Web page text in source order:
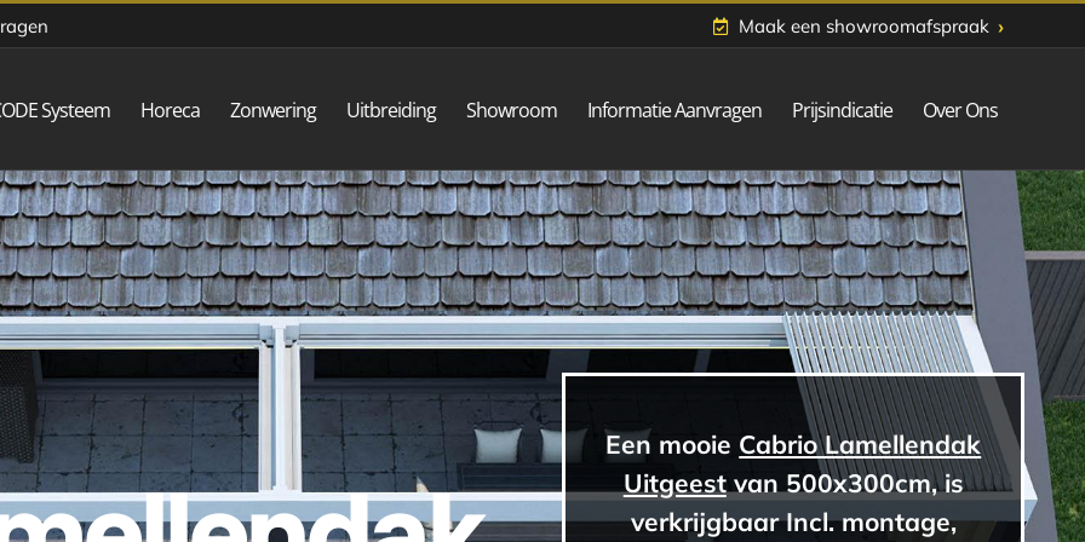
Maak een showroomafspraak ›
Systeem Horeca Zonwering Uitbreiding Showroom Informatie Aanvragen Prijsindicatie Over Ons
Een mooie Cabrio Lamellendak
Uitgeestvan 500x300cm, is
verkrijgbaar Incl. montage,